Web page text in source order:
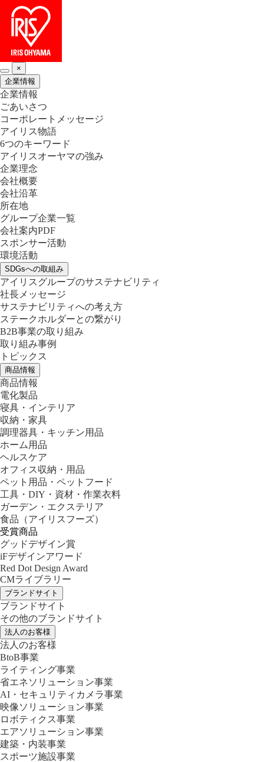
×
企業情報
企業情報
ごあいさつ
コーポレートメッセージ
アイリス物語
6つのキーワード
アイリスオーヤマの強み
企業理念
会社概要
会社沿革
所在地
グループ企業一覧
会社案内PDF
スポンサー活動
環境活動
SDGsへの取組み
アイリスグループのサステナビリティ
社長メッセージ
サステナビリティへの考え方
ステークホルダーとの繋がり
B2B事業の取り組み
取り組み事例
トピックス
商品情報
商品情報
電化製品
寝具・インテリア
収納・家具
調理器具・キッチン用品
ホーム用品
ヘルスケア
オフィス収納・用品
ペット用品・ペットフード
工具・DIY・資材・作業衣料
ガーデン・エクステリア
食品 （アイリスフーズ）
受賞商品
グッドデザイン賞
iFデザインアワード
Red Dot Design Award
CMライブラリー
ブランドサイト
ブランドサイト
その他のブランドサイト
法人のお客様
法人のお客様
BtoB事業
ライティング事業
省エネソリューション事業
AI・セキュリティカメラ事業
映像ソリューション事業
ロボティクス事業
エアソリューション事業
建築・内装事業
スポーツ施設事業